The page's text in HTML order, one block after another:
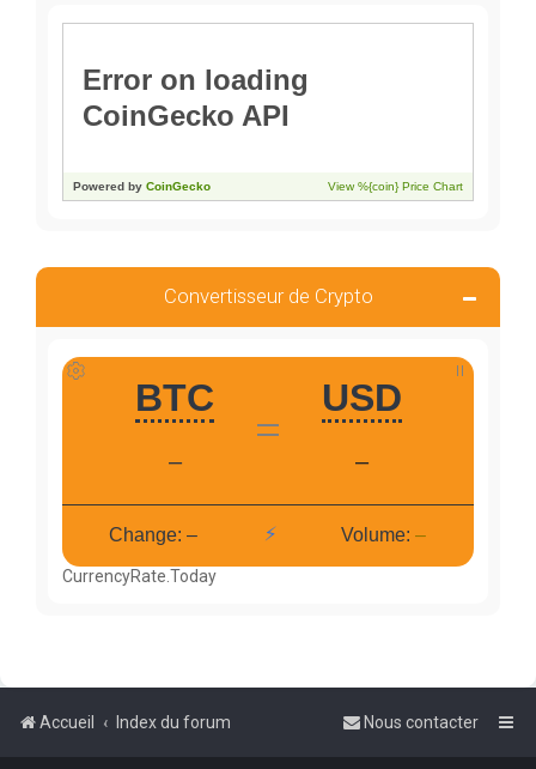
Convertisseur de Crypto
CurrencyRate.Today
Accueil Index du forum Nous contacter